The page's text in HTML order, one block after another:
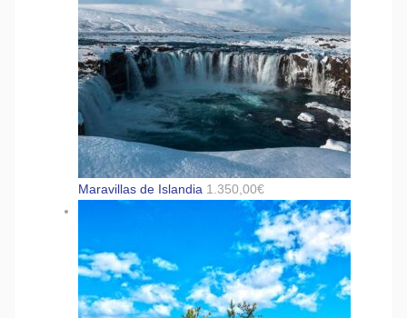
Maravillas de Islandia 1.350,00€